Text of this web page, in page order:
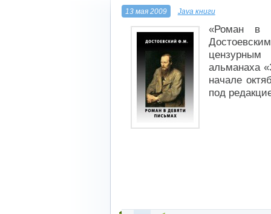
13 мая 2009 Java книги
«Роман в
альманаха
начале
под